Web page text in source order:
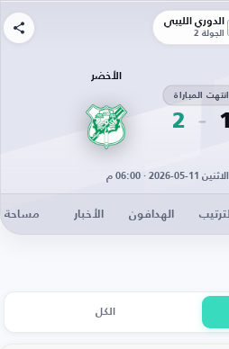
الدوري الليبي
الجولة 2
1
انتهت المباراة
2
الأخضر
الاثنين 11-05-2026 · 06:00 م
الترتيب الهدافون الأخبار مساحة
الكل